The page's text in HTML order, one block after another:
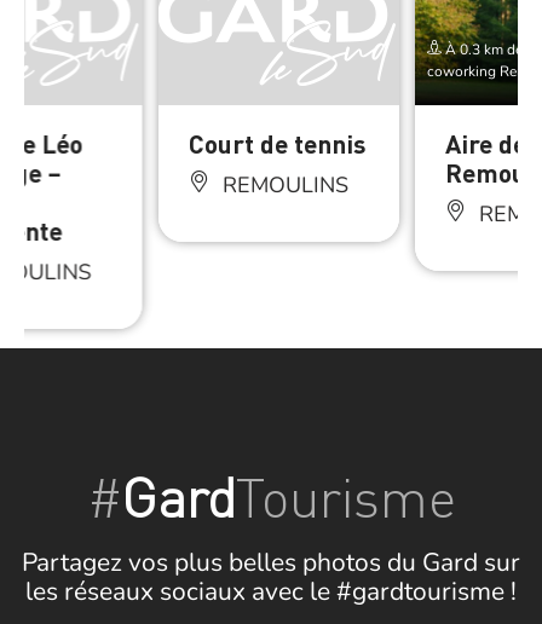
Léo
–
Court de tennis
REMOULINS
À 0.3 km de
coworking
Aire de
#GardTourisme
Partagez vos plus belles photos du Gard sur
les réseaux sociaux avec le #gardtourisme !